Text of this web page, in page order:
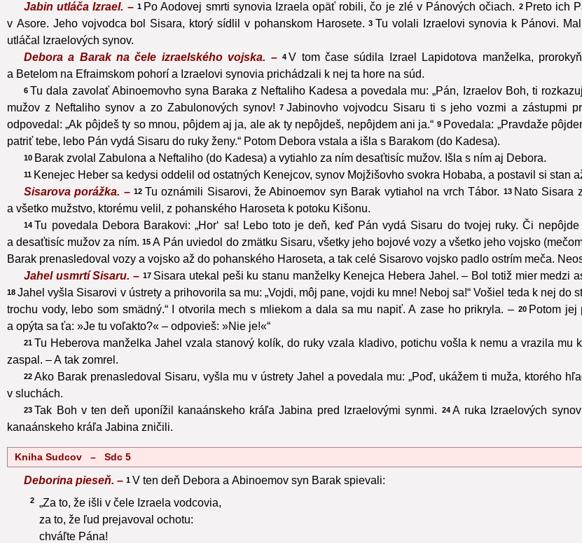
Jabin utláča Izrael. – 1 Po Aodovej smrti synovia Izraela opäť robili, čo je zlé v Pánových očiach. 2 Preto ich
v Asore. Jeho vojvodca bol Sisara, ktorý sídlil v pohanskom Harosete. 3 Tu volali Izraelovi synovia k Pánovi.
utláčal Izraelových synov.
Debora a Barak na čele izraelského vojska. – 4 V tom čase súdila Izrael Lapidotova manželka,
a Betelom na Efraimskom pohorí a Izraelovi synovia prichádzali k nej ta hore na súd.
6 Tu dala zavolať Abinoemovho syna Baraka z Neftaliho Kadesa a povedala mu: „Pán, Izraelov Boh, ti
mužov z Neftaliho synov a zo Zabulonových synov!
7 Jabinovho vojvodcu Sisaru ti s jeho vozmi a zástupmi
odpovedal: „Ak pôjdeš ty so mnou, pôjdem aj ja, ale ak ty nepôjdeš, nepôjdem ani ja.“ 9 Povedala: „Pravdaže
patriť tebe, lebo Pán vydá Sisaru do ruky ženy.“ Potom Debora vstala a išla s Barakom (do Kadesa).
10 Barak zvolal Zabulona a Neftaliho (do Kadesa) a vytiahlo za ním desaťtisíc mužov. Išla s ním aj Debora.
11 Kenejec Heber sa kedysi oddelil od ostatných Kenejcov, synov Mojžišovho svokra Hobaba, a postavil si stan
Sisarova porážka. –12 Tu oznámili Sisarovi, že Abinoemov syn Barak vytiahol na vrch Tábor. 13 Nato Sisara
a všetko mužstvo, ktorému velil, z pohanského Haroseta k potoku Kišonu.
14 Tu povedala Debora Barakovi: „Hor‘ sa! Lebo toto je deň, keď Pán vydá Sisaru do tvojej ruky. Či
a desaťtisíc mužov za ním. 15 A Pán uviedol do zmätku Sisaru, všetky jeho bojové vozy a všetko jeho vojsko
Barak prenasledoval vozy a vojsko až do pohanského Haroseta, a tak celé Sisarovo vojsko padlo ostrím meča.
Jahel usmrtí Sisaru. – 17 Sisara utekal peši ku stanu manželky Kenejca Hebera Jahel. – Bol totiž mier medzi
18 Jahel vyšla Sisarovi v ústrety a prihovorila sa mu: „Vojdi, môj pane, vojdi ku mne! Neboj sa!“ Vošiel teda k nej do
trochu vody, lebo som smädný.“ I otvorila mech s mliekom a dala sa mu napiť. A zase ho prikryla. – 20 Potom jej
a opýta sa ťa: »Je tu voľakto?« – odpovieš: »Nie je!«“
21 Tu Heberova manželka Jahel vzala stanový kolík, do ruky vzala kladivo, potichu vošla k nemu a vrazila mu
zaspal. – A tak zomrel.
22 Ako Barak prenasledoval Sisaru, vyšla mu v ústrety Jahel a povedala mu: „Poď, ukážem ti muža, ktorého
v sluchách.
23 Tak Boh v ten deň uponížil kanaánskeho kráľa Jabina pred Izraelovými synmi. 24 A ruka Izraelových
kanaánskeho kráľa Jabina zničili.
Kniha Sudcov – Sdc 5
Deborina pieseň. – 1 V ten deň Debora a Abinoemov syn Barak spievali:
2
„Za to, že išli v čele Izraela vodcovia,
za to, že ľud prejavoval ochotu:
chváľte Pána!